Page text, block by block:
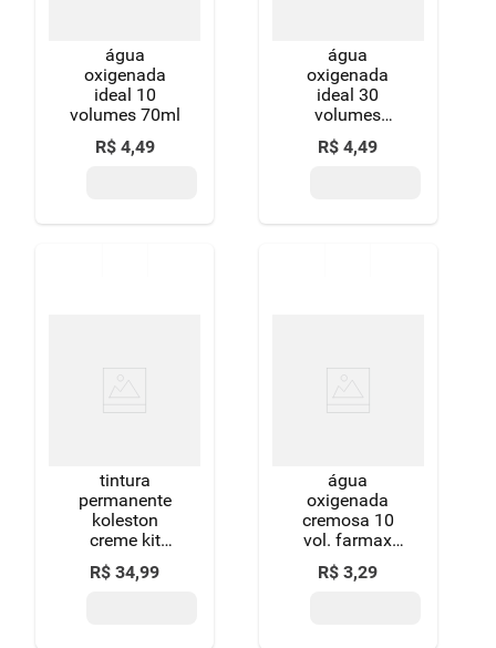
água
oxigenada
ideal 10
volumes 70ml
R$ 4,49
água
oxigenada
ideal 30
volumes
cremosa 70ml
R$ 4,49
tintura
permanente
koleston
creme kit
gloss
borgonha 46
R$ 34,99
água
oxigenada
cremosa 10
vol. farmax
90ml
R$ 3,29